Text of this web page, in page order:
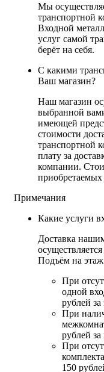
Мы
транспортной
Входной
услуг самой
берёт на себя.
С какими
Ваш магазин?
Наш магазин
выбранной
имеющей
стоимости
транспортной
плату за
компании.
Примечания
Какие услуги
Доставка
Подъём на этаж
При
одной
рублей за
При
рублей
При
150